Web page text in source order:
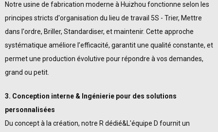
Notre usine de fabrication moderne à Huizhou fonctionne selon les
principes stricts d'organisation du lieu de travail 5S - Trier, Mettre
dans l'ordre, Briller, Standardiser, et maintenir. Cette approche
systématique améliore l’efficacité, garantit une qualité constante, et
permet une production évolutive pour répondre à vos demandes,
grand ou petit.
3. Conception interne & Ingénierie pour des solutions
personnalisées
Du concept à la création, notre R dédié&L'équipe D fournit un